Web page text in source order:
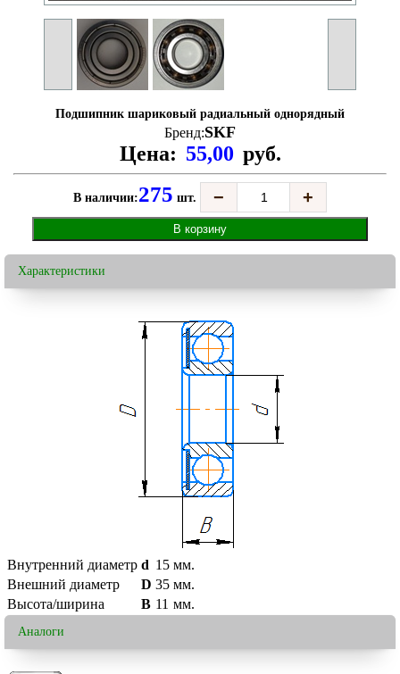
Подшипник шариковый радиальный однорядный
Бренд:SKF
Цена: 55,00 руб.
В наличии:275 шт. − +
Характеристики
Внутренний диаметр d 15 мм.
Внешний диаметр
D 35 мм.
Высота/ширина
B 11 мм.
Аналоги